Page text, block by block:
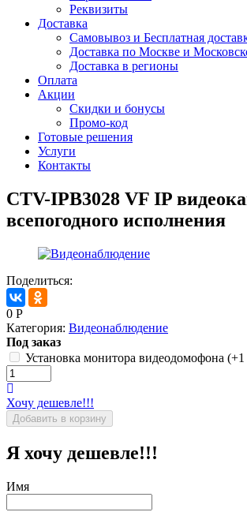
Реквизиты
Доставка
Самовывоз и Бесплатная
Доставка по Москве и
Доставка в регионы
Оплата
Акции
Скидки и бонусы
Промо-код
Готовые решения
Услуги
Контакты
CTV-IPB3028 VF IP
всепогодного исполнения
Поделиться:
0 Р
Категория: Видеонаблюдение
Под заказ
Установка монитора видеодомофона (+
Хочу дешевле!!!
Я хочу дешевле!!!
Имя